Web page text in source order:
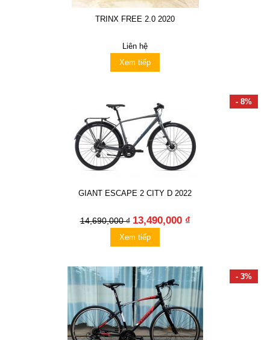
TRINX FREE 2.0 2020
Liên hệ
Xem tiếp
- 8%
GIANT ESCAPE 2 CITY D 2022
14,690,000 ₫ 13,490,000 ₫
Xem tiếp
- 3%